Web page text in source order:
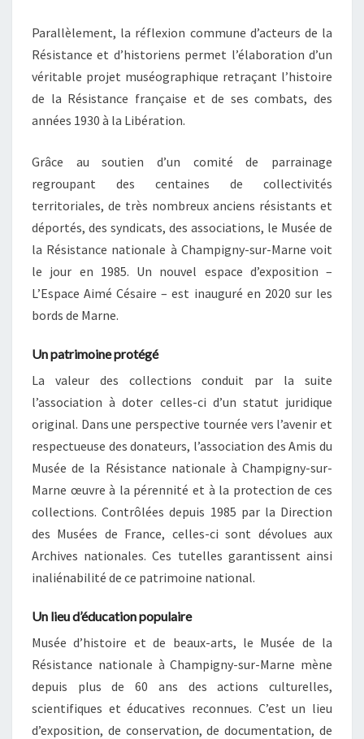
Parallèlement, la réflexion commune d’acteurs de la
Résistance et d’historiens permet l’élaboration d’un
véritable projet muséographique retraçant l’histoire
de la Résistance française et de ses combats, des
années 1930 à la Libération.
Grâce au soutien d’un comité de parrainage
regroupant des centaines de collectivités
territoriales, de très nombreux anciens résistants et
déportés, des syndicats, des associations, le Musée de
la Résistance nationale à Champigny-sur-Marne voit
le jour en 1985. Un nouvel espace d’exposition –
L’Espace Aimé Césaire – est inauguré en 2020 sur les
bords de Marne.
Un patrimoine protégé
La valeur des collections conduit par la suite
l’association à doter celles-ci d’un statut juridique
original. Dans une perspective tournée vers l’avenir et
respectueuse des donateurs, l’association des Amis du
Musée de la Résistance nationale à Champigny-sur-
Marne œuvre à la pérennité et à la protection de ces
collections. Contrôlées depuis 1985 par la Direction
des Musées de France, celles-ci sont dévolues aux
Archives nationales. Ces tutelles garantissent ainsi
inaliénabilité de ce patrimoine national.
Un lieu d’éducation populaire
Musée d’histoire et de beaux-arts, le Musée de la
Résistance nationale à Champigny-sur-Marne mène
depuis plus de 60 ans des actions culturelles,
scientifiques et éducatives reconnues. C’est un lieu
d’exposition, de conservation, de documentation, de